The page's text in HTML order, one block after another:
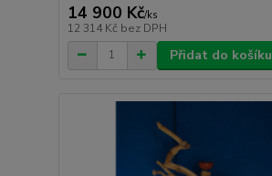
14 900 Kč/ks
12 314 Kč bez DPH
Přidat do košíku